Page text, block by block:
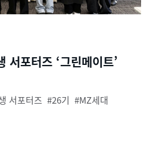
서포터즈 ‘그린메이트’
서포터즈 26기
MZ세대